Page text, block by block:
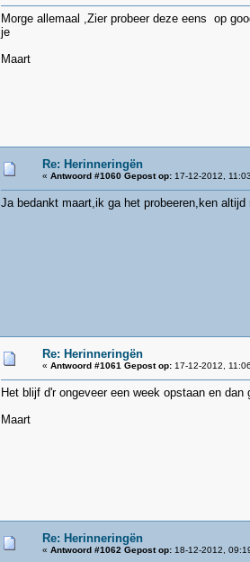
Morge allemaal ,Zier probeer deze eens op
je
Maart
Re: Herinneringën
« Antwoord #1060 Gepost op: 17-12-2012,
Ja bedankt maart,ik ga het probeeren,ken
Re: Herinneringën
« Antwoord #1061 Gepost op: 17-12-2012,
Het blijf d'r ongeveer een week opstaan en dan
Maart
Re: Herinneringën
« Antwoord #1062 Gepost op: 18-12-2012,